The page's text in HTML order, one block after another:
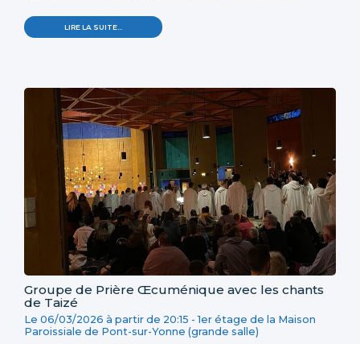
LIRE LA SUITE…
Groupe de Prière Œcuménique avec les chants
de Taizé
Le 06/03/2026 à partir de 20:15 -1er étage de la Maison
Paroissiale de Pont-sur-Yonne (grande salle)